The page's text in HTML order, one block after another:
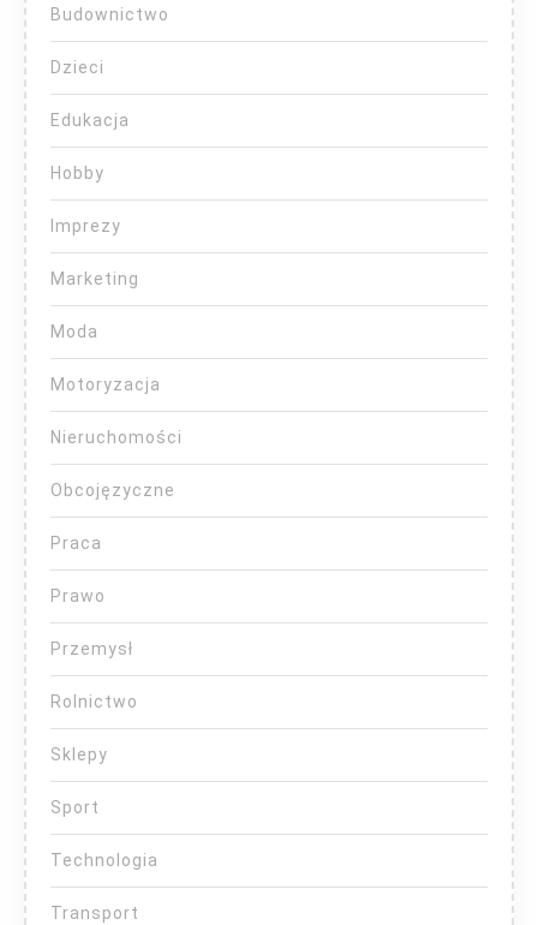
Budownictwo
Dzieci
Edukacja
Hobby
Imprezy
Marketing
Moda
Motoryzacja
Nieruchomości
Obcojęzyczne
Praca
Prawo
Przemysł
Rolnictwo
Sklepy
Sport
Technologia
Transport